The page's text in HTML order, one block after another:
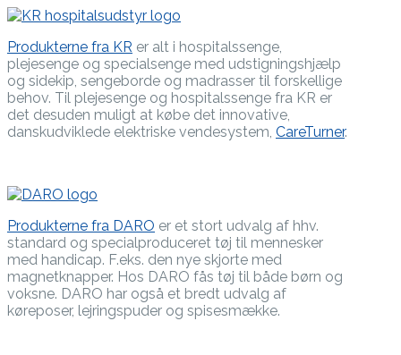
Produkterne fra KR er alt i hospitalssenge,
plejesenge og specialsenge med udstigningshjælp
og sidekip, sengeborde og madrasser til forskellige
behov. Til plejesenge og hospitalssenge fra KR er
det desuden muligt at købe det innovative,
danskudviklede elektriske vendesystem, CareTurner.
Produkterne fra DARO er et stort udvalg af hhv.
standard og specialproduceret tøj til mennesker
med handicap. F.eks. den nye skjorte med
magnetknapper. Hos DARO fås tøj til både børn og
voksne. DARO har også et bredt udvalg af
køreposer, lejringspuder og spisesmække.